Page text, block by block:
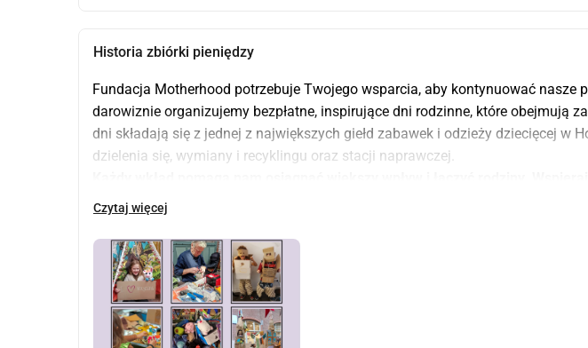
Historia zbiórki pieniędzy
Fundacja Motherhood potrzebuje Twojego wsparcia, aby kontynuować nasze
darowiznie organizujemy bezpłatne, inspirujące dni rodzinne, które obejmują
dni składają się z jednej z największych giełd zabawek i odzieży dziecięcej w
dzielenia się, wymiany i recyklingu oraz stacji naprawczej.
zrównoważonej przyszłości.
Jak sama nazwa wskazuje; recykling, wymiana, zabawa i dzielenie się to
Celem jest zjednoczenie odwiedzających, zarówno młodych, jak i starszych. W
segregacja, ubóstwo i nadmierna konsumpcja zyskują na znaczeniu, my w
przeciwny głos. Dzieląc się i doświadczając obfitości, gdy wymieniamy lub
jest redukcja konsumpcji, co jest bardzo korzystne dla naszej planety.
Czytaj więcej